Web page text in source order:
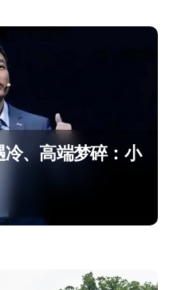
、高端梦碎：小